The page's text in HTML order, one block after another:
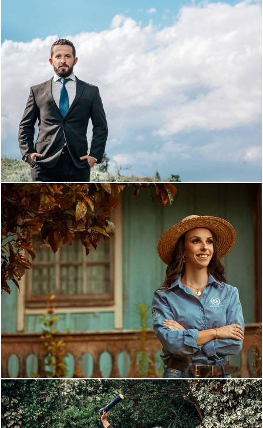
1135 25